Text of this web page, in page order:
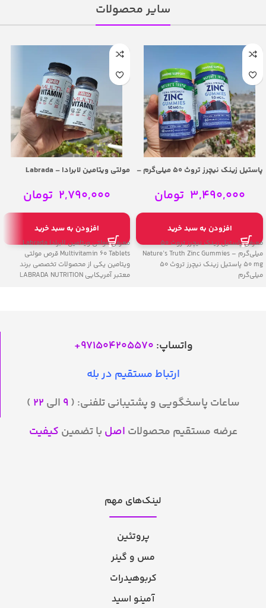
سایر محصولات
پاستیل زینک نیچرز تروث 50 میلی‌گرم –
3,490,000 تومان
افزودن به سبد خرید
معرفی پاستیل زینک نیچرز تروث 50
میلی‌گرم – Nature’s Truth Zinc Gummies
50 mg پاستیل زینک نیچرز تروث 50
میلی‌گرم
مولتی ویتامین لابرادا – Labrada
2,790,000 تومان
افزودن به سبد خرید
معرفی مولتی ویتامین لابرادا Labrada
Multivitamin 60 Tablets قرص مولتی‌
ویتامین یکی از محصولات تخصصی برند
معتبر آمریکایی LABRADA NUTRITION
واتساپ: 971504205570
+
ارتباط مستقیم در بله
ساعات پاسخگویی و پشتیبانی تلفنی: ( ۹ الی ۲۲ )
عرضه مستقیم محصولات اصل با تضمین کیفیت
لینک‌های مهم
پروتئین
مس و گینر
کربوهیدرات
آمینو اسید